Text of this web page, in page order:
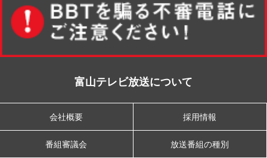
富山テレビ放送について
会社概要 採用情報
番組審議会
放送番組の種別